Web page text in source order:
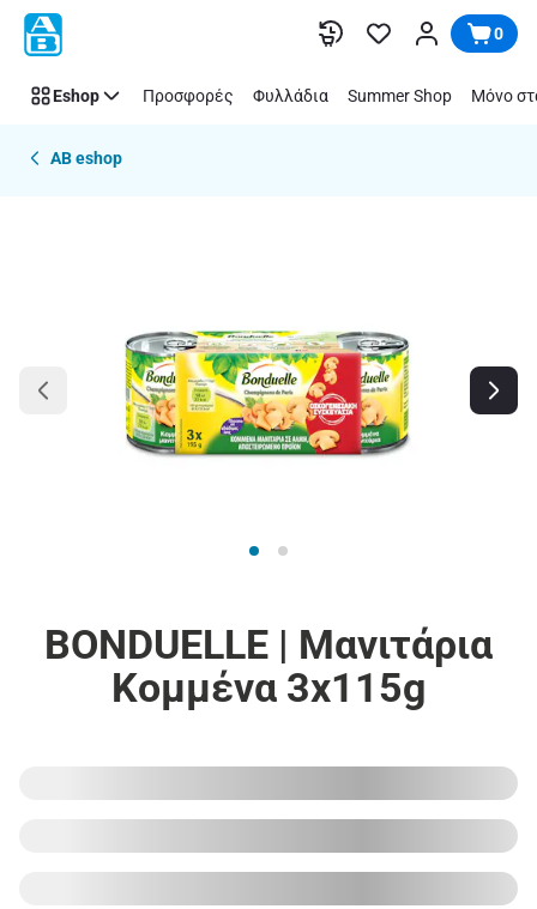
Παράλειψη 0
Eshop Προσφορές Φυλλάδια Summer Shop Μόνο
AB eshop
BONDUELLE | Μανιτάρια
Κομμένα 3x115g